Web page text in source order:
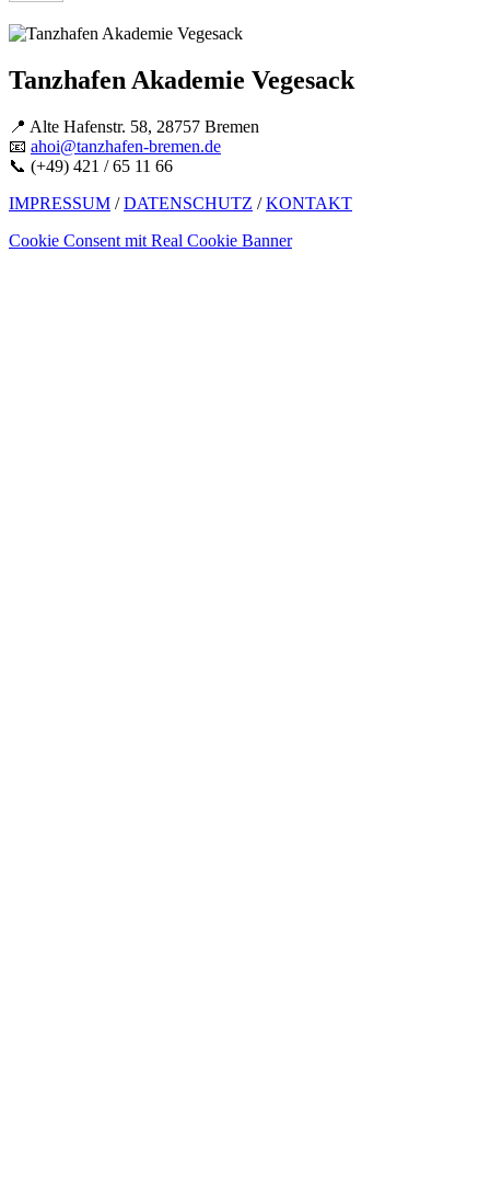
Tanzhafen Akademie Vegesack
📍 Alte Hafenstr. 58, 28757 Bremen
📧 ahoi@tanzhafen-bremen.de
📞 (+49) 421 / 65 11 66
IMPRESSUM /DATENSCHUTZ /KONTAKT
Cookie Consent mit Real Cookie Banner